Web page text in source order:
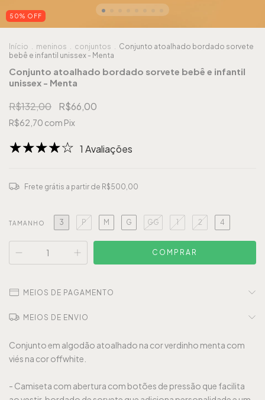
50% OFF
Início . meninos . conjuntos . Conjunto atoalhado bordado sorvete
bebê e infantil unissex - Menta
Conjunto atoalhado bordado sorvete bebê e infantil
unissex - Menta
R$132,00 R$66,00
R$62,70 com Pix
1 Avaliações
Frete grátis a partir de R$500,00
TAMANHO 3 P M G GG 1 2 4
MEIOS DE PAGAMENTO
MEIOS DE ENVIO
Conjunto em algodão atoalhado na cor verdinho menta com
viés na cor offwhite.
- Camiseta com abertura com botões de pressão que facilita